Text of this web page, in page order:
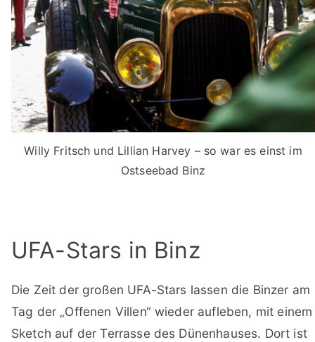
Willy Fritsch und Lillian Harvey – so war es einst im
Ostseebad Binz
UFA-Stars in Binz
Die Zeit der großen UFA-Stars lassen die Binzer am
Tag der „Offenen Villen“ wieder aufleben, mit einem
Sketch auf der Terrasse des Dünenhauses. Dort ist